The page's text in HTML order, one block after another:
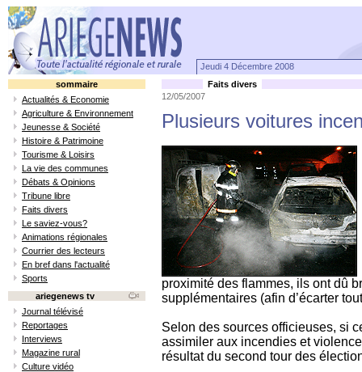
Jeudi 4 Décembre 2008
sommaire
Actualités & Economie
Agriculture & Environnement
Jeunesse & Société
Histoire & Patrimoine
Tourisme & Loisirs
La vie des communes
Débats & Opinions
Tribune libre
Faits divers
Le saviez-vous?
Animations régionales
Courrier des lecteurs
En bref dans l'actualité
Sports
ariegenews tv
Journal télévisé
Reportages
Interviews
Magazine rural
Culture vidéo
Faits divers
12/05/2007
Plusieurs voitures
proximité des flammes, ils ont dû
supplémentaires (afin d’écarter
Selon des sources officieuses, si
assimiler aux incendies et
résultat du second tour des